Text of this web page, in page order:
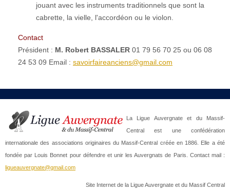
jouant avec les instruments traditionnels que sont la
cabrette, la vielle, l'accordéon ou le violon.
Contact
Président : M. Robert BASSALER 01 79 56 70 25 ou 06 08
24 53 09 Email : savoirfaireanciens@gmail.com
La Ligue Auvergnate et du Massif-
Central est une confédération
internationale des associations originaires du Massif-Central créée en 1886. Elle a été
fondée par Louis Bonnet pour défendre et unir les Auvergnats de Paris. Contact mail :
ligueauvergnate@gmail.com
Site Internet de la Ligue Auvergnate et du Massif Central